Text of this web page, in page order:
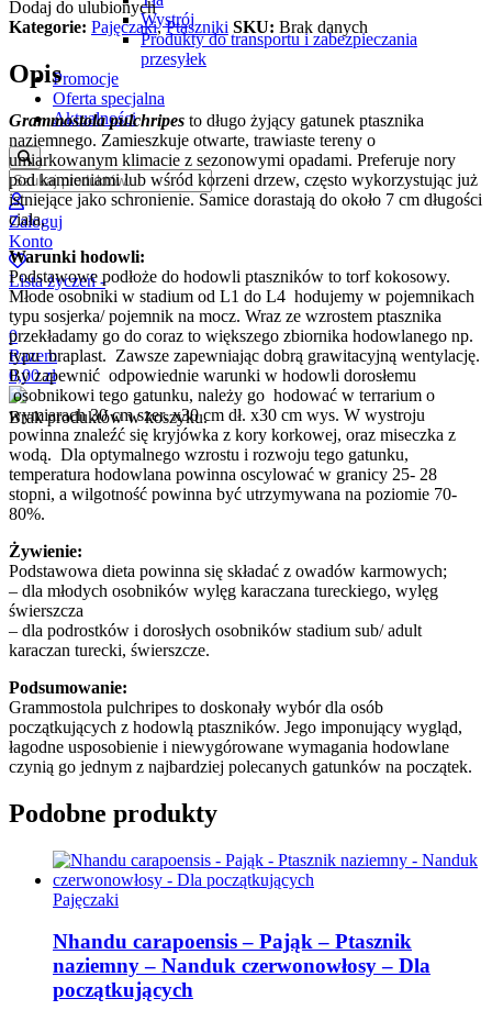
Wystrój
Produkty do transportu i zabezpieczania
przesyłek
Promocje
Oferta specjalna
Aktualności
Zaloguj
Konto
Lista życzeń -
0
Razem
0,00zł
Brak produktów w koszyku.
Dodaj do ulubionych
Kategorie: Pajęczaki,Ptaszniki SKU: Brak danych
Opis
Grammostola pulchripes to długo żyjący gatunek ptasznika
naziemnego. Zamieszkuje otwarte, trawiaste tereny o
umiarkowanym klimacie z sezonowymi opadami. Preferuje nory
pod kamieniami lub wśród korzeni drzew, często wykorzystując już
istniejące jako schronienie. Samice dorastają do około 7 cm długości
ciała,
Warunki hodowli:
Podstawowe podłoże do hodowli ptaszników to torf kokosowy.
Młode osobniki w stadium od L1 do L4 hodujemy w pojemnikach
typu sosjerka/ pojemnik na mocz. Wraz ze wzrostem ptasznika
przekładamy go do coraz to większego zbiornika hodowlanego np.
typu braplast. Zawsze zapewniając dobrą grawitacyjną wentylację.
By zapewnić odpowiednie warunki w hodowli dorosłemu
osobnikowi tego gatunku, należy go hodować w terrarium o
wymiarach 30 cm szer. x30 cm dł. x30 cm wys. W wystroju
powinna znaleźć się kryjówka z kory korkowej, oraz miseczka z
wodą. Dla optymalnego wzrostu i rozwoju tego gatunku,
temperatura hodowlana powinna oscylować w granicy 25- 28
stopni, a wilgotność powinna być utrzymywana na poziomie 70-
80%.
Żywienie:
Podstawowa dieta powinna się składać z owadów karmowych;
– dla młodych osobników wylęg karaczana tureckiego, wylęg
świerszcza
– dla podrostków i dorosłych osobników stadium sub/ adult
karaczan turecki, świerszcze.
Podsumowanie:
Grammostola pulchripes to doskonały wybór dla osób
początkujących z hodowlą ptaszników. Jego imponujący wygląd,
łagodne usposobienie i niewygórowane wymagania hodowlane
czynią go jednym z najbardziej polecanych gatunków na początek.
Podobne produkty
Pajęczaki
Nhandu carapoensis – Pająk – Ptasznik
naziemny – Nanduk czerwonowłosy – Dla
początkujących